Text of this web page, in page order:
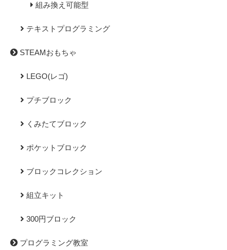
組み換え可能型
テキストプログラミング
STEAMおもちゃ
LEGO(レゴ)
プチブロック
くみたてブロック
ポケットブロック
ブロックコレクション
組立キット
300円ブロック
プログラミング教室